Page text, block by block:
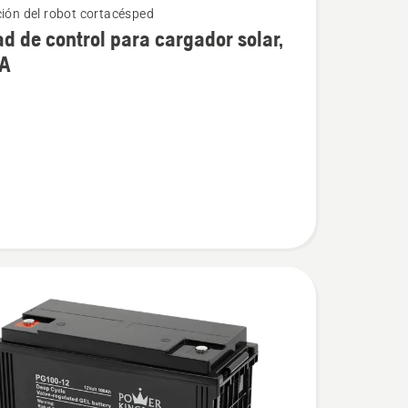
del robot cortacésped
de control para cargador solar,